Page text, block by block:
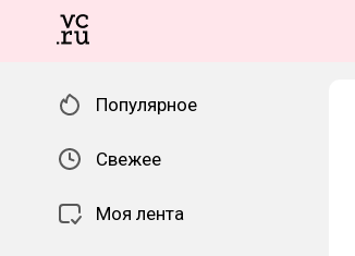
Популярное
Свежее
Моя лента